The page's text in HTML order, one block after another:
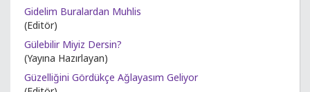
Gidelim Buralardan Muhlis
(Editör)
Gülebilir Miyiz Dersin?
(Yayına Hazırlayan)
Güzelliğini Gördükçe Ağlayasım Geliyor